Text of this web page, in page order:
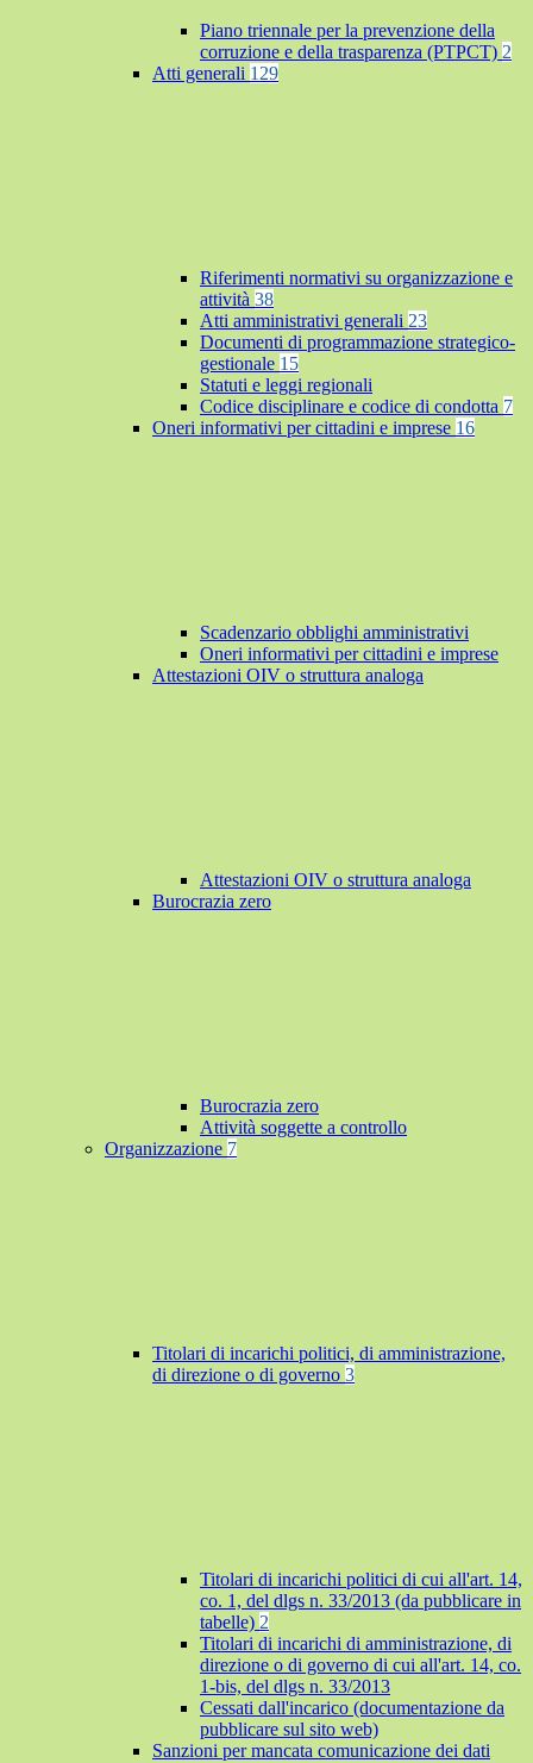
Piano triennale per la prevenzione della
corruzione e della trasparenza (PTPCT) 2
Atti generali 129
Riferimenti normativi su organizzazione e
attività 38
Atti amministrativi generali 23
Documenti di programmazione strategico-
gestionale 15
Statuti e leggi regionali
Codice disciplinare e codice di condotta 7
Oneri informativi per cittadini e imprese 16
Scadenzario obblighi amministrativi
Oneri informativi per cittadini e imprese
Attestazioni OIV o struttura analoga
Attestazioni OIV o struttura analoga
Burocrazia zero
Burocrazia zero
Attività soggette a controllo
Organizzazione 7
Titolari di incarichi politici, di amministrazione,
di direzione o di governo 3
Titolari di incarichi politici di cui all'art. 14,
co. 1, del dlgs n. 33/2013 (da pubblicare in
tabelle) 2
Titolari di incarichi di amministrazione, di
direzione o di governo di cui all'art. 14, co.
1-bis, del dlgs n. 33/2013
Cessati dall'incarico (documentazione da
pubblicare sul sito web)
Sanzioni per mancata comunicazione dei dati